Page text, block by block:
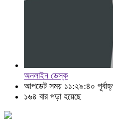
অনলাইন ডেস্ক
আপডেট সময় ১১:২৯:৪০
১৬৪ বার পড়া হয়েছে